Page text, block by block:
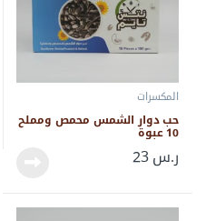
المكسرات
حب دوار الشمس محمص ومملح
10 عبوة
ر.س23